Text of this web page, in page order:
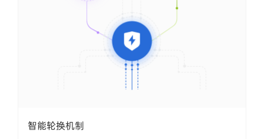
智能轮换机制